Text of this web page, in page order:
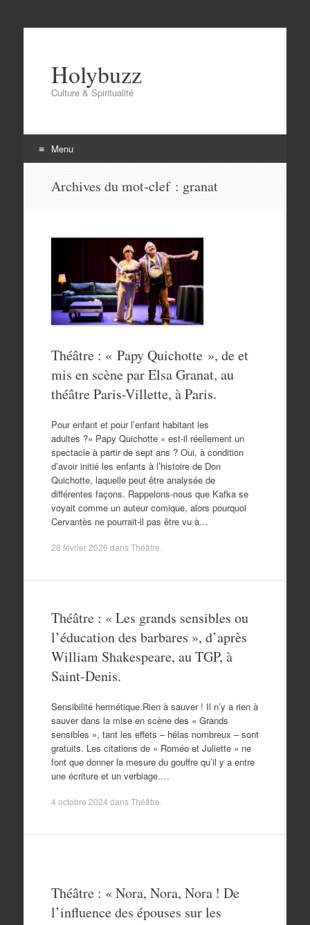
Holybuzz
Culture & Spiritualité
Menu
Archives du mot-clef : granat
Théâtre : « Papy Quichotte », de et
mis en scène par Elsa Granat, au
théâtre Paris-Villette, à Paris.
Pour enfant et pour l’enfant habitant les
adultes ?« Papy Quichotte » est-il réellement un
spectacle à partir de sept ans ? Oui, à condition
d’avoir initié les enfants à l’histoire de Don
Quichotte, laquelle peut être analysée de
différentes façons. Rappelons-nous que Kafka se
voyait comme un auteur comique, alors pourquoi
Cervantès ne pourrait-il pas être vu à…
28 février 2026 dansThéâtre
Théâtre : « Les grands sensibles ou
l’éducation des barbares », d’après
William Shakespeare, au TGP, à
Saint-Denis.
Sensibilité hermétique.Rien à sauver ! Il n’y a rien à
sauver dans la mise en scène des « Grands
sensibles », tant les effets – hélas nombreux – sont
gratuits. Les citations de « Roméo et Juliette » ne
font que donner la mesure du gouffre qu’il y a entre
une écriture et un verbiage.…
4 octobre 2024 dansThéâtre
Théâtre : « Nora, Nora, Nora ! De
l’influence des épouses sur les